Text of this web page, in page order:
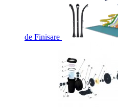
de Finisare